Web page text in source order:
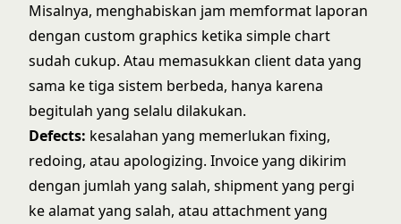
Misalnya, menghabiskan jam memformat laporan
dengan custom graphics ketika simple chart
sudah cukup. Atau memasukkan client data yang
sama ke tiga sistem berbeda, hanya karena
begitulah yang selalu dilakukan.
Defects: kesalahan yang memerlukan fixing,
redoing, atau apologizing. Invoice yang dikirim
dengan jumlah yang salah, shipment yang pergi
ke alamat yang salah, atau attachment yang